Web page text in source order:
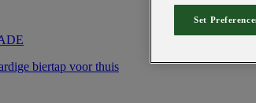
biertap voor thuis
Set